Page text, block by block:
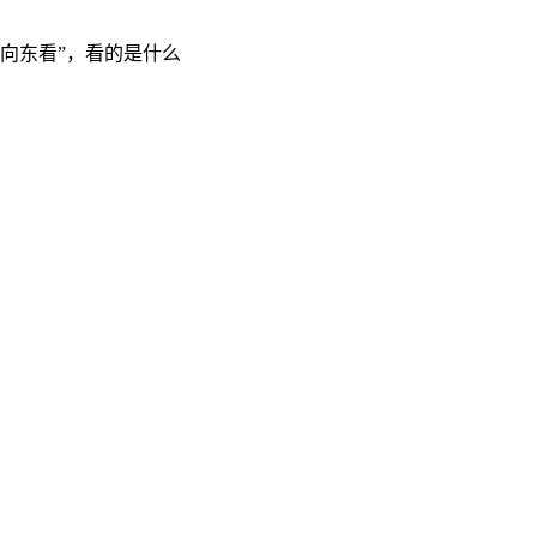
东看”，看的是什么